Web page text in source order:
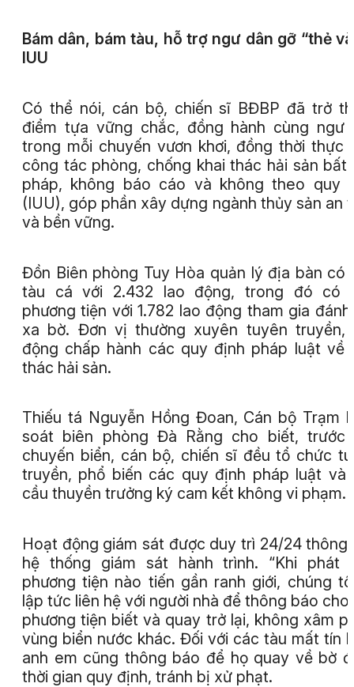
Bám dân, bám tàu, hỗ trợ ngư dân gỡ “thẻ
IUU
Có thể nói, cán bộ, chiến sĩ BĐBP đã trở
điểm tựa vững chắc, đồng hành cùng ngư
trong mỗi chuyến vươn khơi, đồng thời thực
công tác phòng, chống khai thác hải sản bất
pháp, không báo cáo và không theo quy
(IUU), góp phần xây dựng ngành thủy sản an
và bền vững.
Đồn Biên phòng Tuy Hòa quản lý địa bàn có
tàu cá với 2.432 lao động, trong đó có
phương tiện với 1.782 lao động tham gia
xa bờ. Đơn vị thường xuyên tuyên truyền,
động chấp hành các quy định pháp luật về
thác hải sản.
Thiếu tá Nguyễn Hồng Đoan, Cán bộ Trạm
soát biên phòng Đà Rằng cho biết, trước
chuyến biển, cán bộ, chiến sĩ đều tổ chức
truyền, phổ biến các quy định pháp luật và
cầu thuyền trưởng ký cam kết không vi phạm.
Hoạt động giám sát được duy trì 24/24 thông
hệ thống giám sát hành trình. “Khi phát
phương tiện nào tiến gần ranh giới, chúng
lập tức liên hệ với người nhà để thông báo cho
phương tiện biết và quay trở lại, không xâm
vùng biển nước khác. Đối với các tàu mất tín
anh em cũng thông báo để họ quay về bờ
thời gian quy định, tránh bị xử phạt.